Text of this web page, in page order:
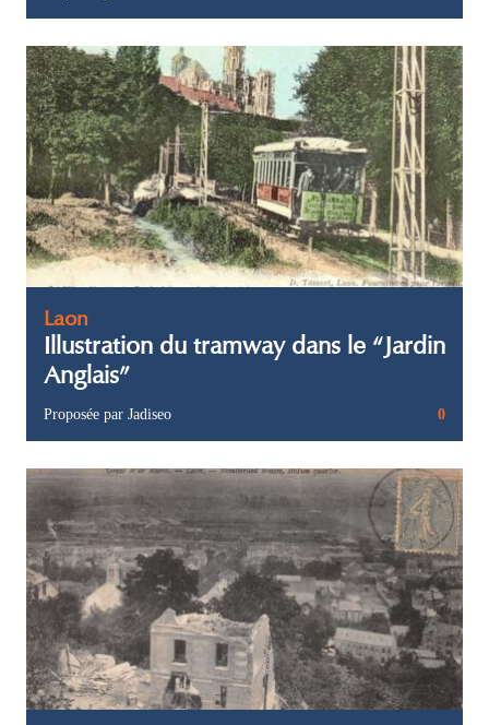
Laon
Illustration du tramway dans le “Jardin
Anglais”
Proposée par Jadiseo 0